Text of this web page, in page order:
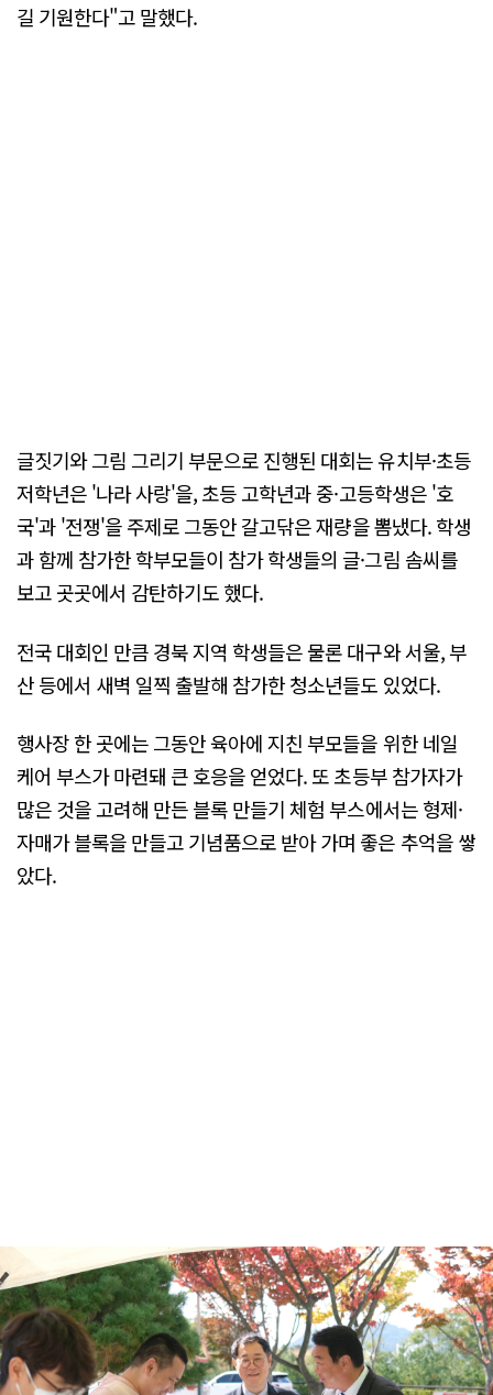
길 기원한다"고 말했다.
글짓기와 그림 그리기 부문으로 진행된 대회는 유치부·초등
저학년은 '나라 사랑'을, 초등 고학년과 중·고등학생은 '호
국'과 '전쟁'을 주제로 그동안 갈고닦은 재량을 뽐냈다. 학생
과 함께 참가한 학부모들이 참가 학생들의 글·그림 솜씨를
보고 곳곳에서 감탄하기도 했다.
전국 대회인 만큼 경북 지역 학생들은 물론 대구와 서울, 부
산 등에서 새벽 일찍 출발해 참가한 청소년들도 있었다.
행사장 한 곳에는 그동안 육아에 지친 부모들을 위한 네일
케어 부스가 마련돼 큰 호응을 얻었다. 또 초등부 참가자가
많은 것을 고려해 만든 블록 만들기 체험 부스에서는 형제·
자매가 블록을 만들고 기념품으로 받아 가며 좋은 추억을 쌓
았다.